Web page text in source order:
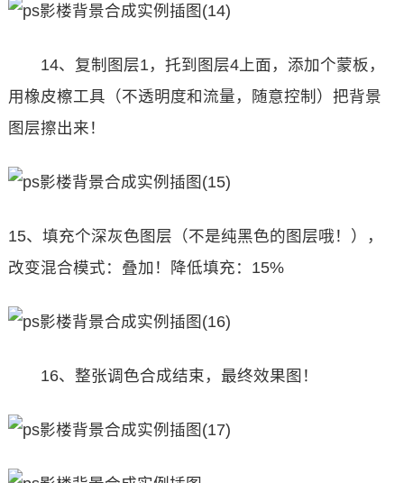
14、复制图层1，托到图层4上面，添加个蒙板，
用橡皮檫工具（不透明度和流量，随意控制）把背景
图层擦出来！
15、填充个深灰色图层（不是纯黑色的图层哦！），
改变混合模式：叠加！降低填充：15%
16、整张调色合成结束，最终效果图！